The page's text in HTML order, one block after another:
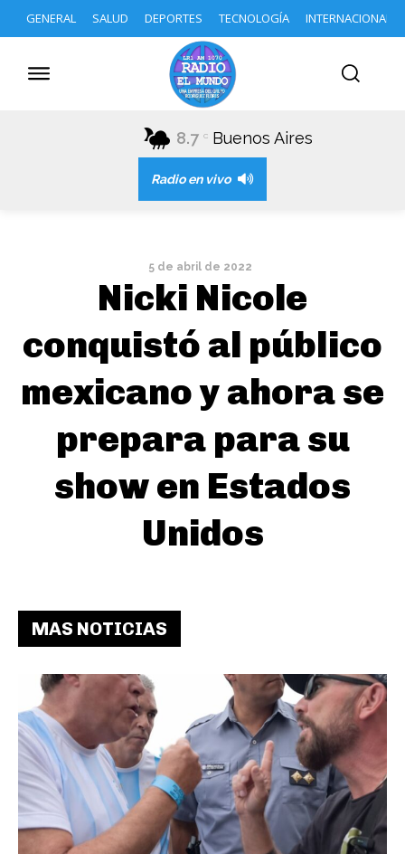
GENERAL SALUD DEPORTES TECNOLOGÍA INTERNACIONAL
8.7 C Buenos Aires
Radio en vivo
5 de abril de 2022
Nicki Nicole
conquistó al público
mexicano y ahora se
prepara para su
show en Estados
Unidos
MAS NOTICIAS